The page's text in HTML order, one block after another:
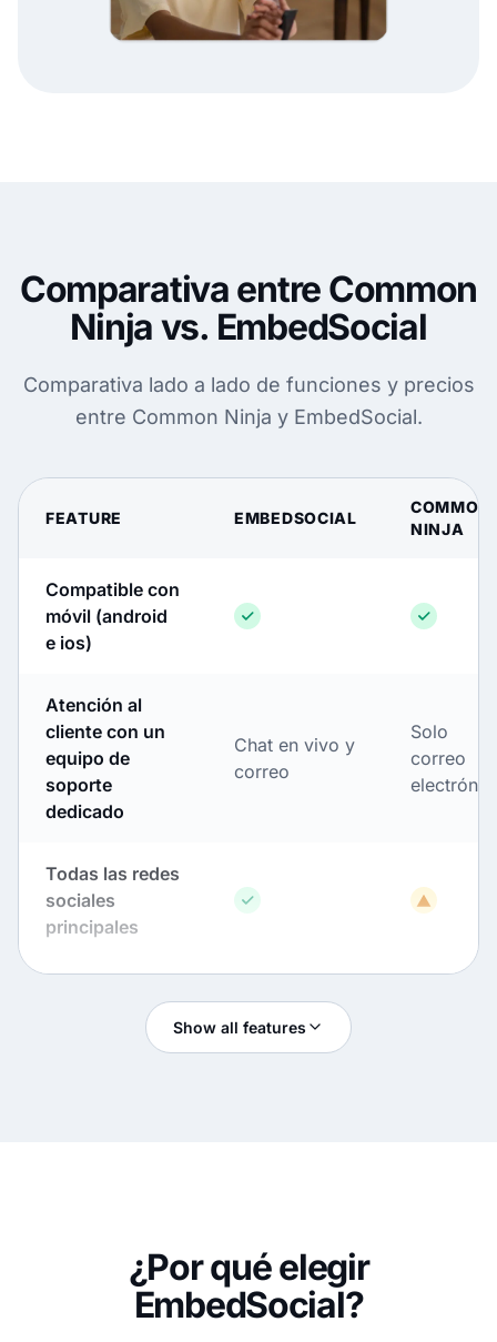
Comparativa entre Common
Ninja vs. EmbedSocial
Comparativa lado a lado de funciones y precios
entre Common Ninja y EmbedSocial.
FEATURE EMBEDSOCIAL
COMMON
NINJA
Compatible con
móvil (android
e ios)
Atención al
cliente con un
equipo de
soporte
dedicado
Chat en vivo y
correo
Solo
correo
Todas las redes
sociales
principales
Publicaciones
Integraciones *
Show all features
¿Por qué elegir
EmbedSocial?